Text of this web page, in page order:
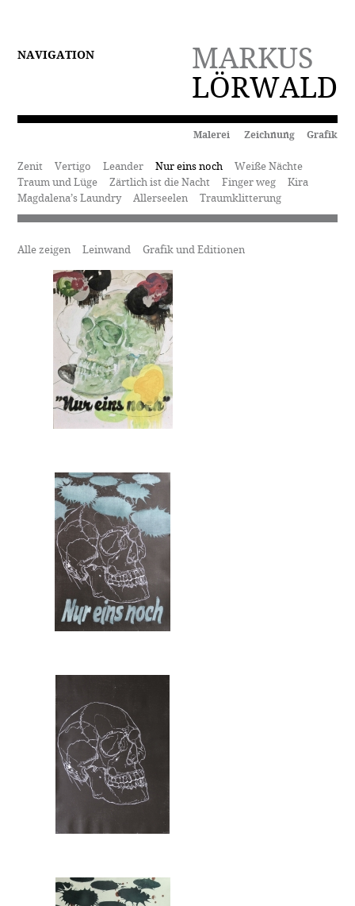
MARKUS
LÖRWALD
NAVIGATION
Malerei Zeichnung Grafik
Zenit Vertigo Leander Nur eins noch
Weiße Nächte
Traum und Lüge
Zärtlich ist die Nacht Finger weg
Kira
Magdalena’s Laundry
Allerseelen Traumklitterung
Alle zeigen Leinwand Grafik und Editionen